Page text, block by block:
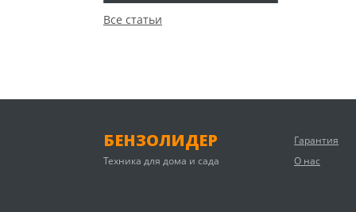
Все статьи
БЕНЗОЛИДЕР
Техника для дома и сада
Гарантия
О нас